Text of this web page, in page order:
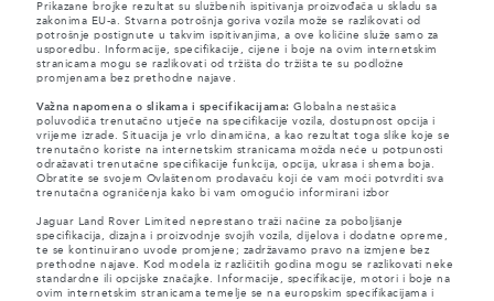
Prikazane brojke rezultat su službenih ispitivanja proizvođača u skladu sa
zakonima EU-a. Stvarna potrošnja goriva vozila može se razlikovati od
potrošnje postignute u takvim ispitivanjima, a ove količine služe samo za
usporedbu. Informacije, specifikacije, cijene i boje na ovim internetskim
stranicama mogu se razlikovati od tržišta do tržišta te su podložne
promjenama bez prethodne najave.
Važna napomena o slikama i specifikacijama: Globalna nestašica
poluvodiča trenutačno utječe na specifikacije vozila, dostupnost opcija i
vrijeme izrade. Situacija je vrlo dinamična, a kao rezultat toga slike koje se
trenutačno koriste na internetskim stranicama možda neće u potpunosti
odražavati trenutačne specifikacije funkcija, opcija, ukrasa i shema boja.
Obratite se svojem Ovlaštenom prodavaču koji će vam moći potvrditi sva
trenutačna ograničenja kako bi vam omogućio informirani izbor
Jaguar Land Rover Limited neprestano traži načine za poboljšanje
specifikacija, dizajna i proizvodnje svojih vozila, dijelova i dodatne opreme,
te se kontinuirano uvode promjene; zadržavamo pravo na izmjene bez
prethodne najave. Kod modela iz različitih godina mogu se razlikovati neke
standardne ili opcijske značajke. Informacije, specifikacije, motori i boje na
ovim internetskim stranicama temelje se na europskim specifikacijama i